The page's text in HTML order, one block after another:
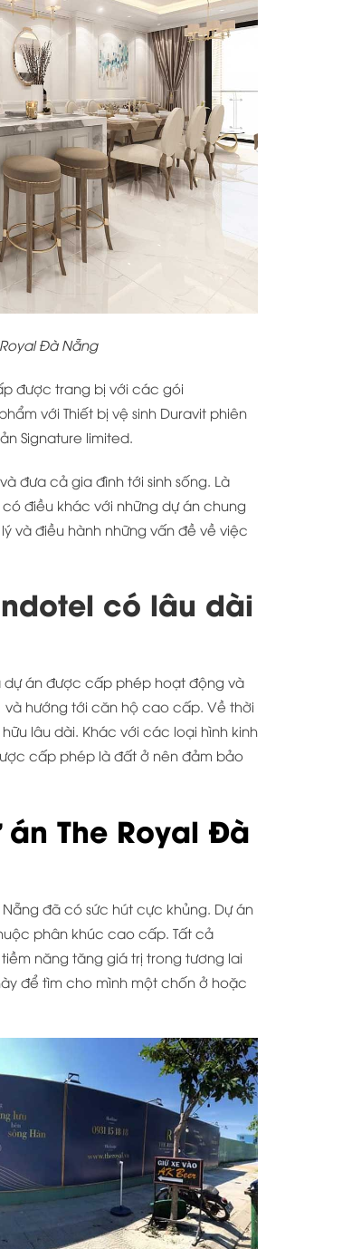
Đà Nẵng
được trang bị với các gói
với Thiết bị vệ sinh Duravit phiên
Signature limited.
đưa cả gia đình tới sinh sống. Là
điều khác với những dự án chung
và điều hành những vấn đề về việc
có lâu dài
dự án được cấp phép hoạt động và
hướng tới căn hộ cao cấp. Về thời
lâu dài. Khác với các loại hình kinh
cấp phép là đất ở nên đảm bảo
The Royal Đà
đã có sức hút cực khủng. Dự án
phân khúc cao cấp. Tất cả
năng tăng giá trị trong tương lai
để tìm cho mình một chốn ở hoặc